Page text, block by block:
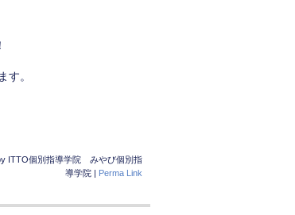
す。
ITTO個別指導学院 みやび個別指
導学院 | Perma Link